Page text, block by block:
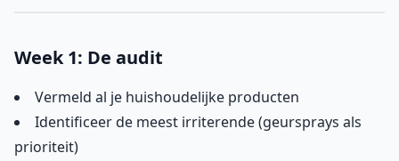
Week 1: De audit
Vermeld al je huishoudelijke producten
Identificeer de meest irriterende (geursprays als
prioriteit)